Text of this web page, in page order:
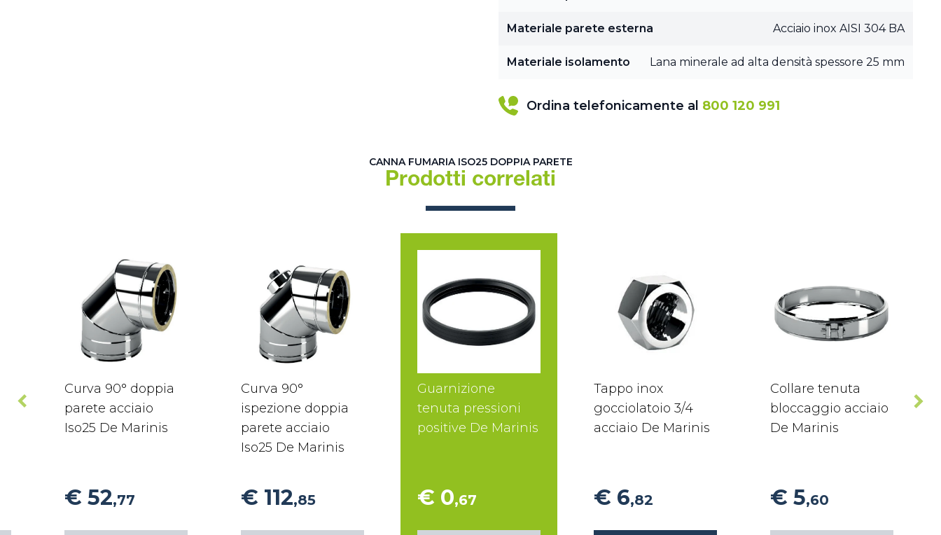
Materiale parete esterna Acciaio inox AISI 304 BA
Materiale isolamento Lana minerale ad alta densità spessore 25 mm
Ordina telefonicamente al 800 120 991
CANNA FUMARIA ISO25 DOPPIA PARETE
Prodotti correlati
Curva 90° doppia
parete acciaio
Iso25 De Marinis
€ 52,77
Curva 90°
ispezione doppia
parete acciaio
Iso25 De Marinis
€ 112,85
Guarnizione
tenuta pressioni
positive De Marinis
€ 0,67
Tappo inox
gocciolatoio 3/4
acciaio De Marinis
€ 6,82
Collare tenuta
bloccaggio acciaio
De Marinis
€ 5,60